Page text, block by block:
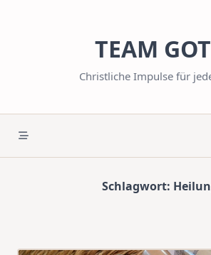
TEAM
Christliche Impulse für
Schlagwort: